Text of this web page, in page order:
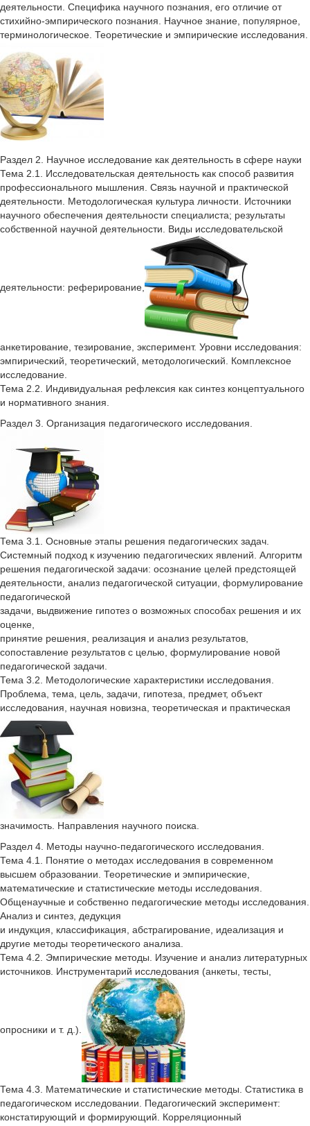
деятельности. Специфика научного познания, его отличие от
стихийно-эмпирического познания. Научное знание, популярное,
терминологическое. Теоретические и эмпирические исследования.
Раздел 2. Научное исследование как деятельность в сфере науки
Тема 2.1. Исследовательская деятельность как способ развития
профессионального мышления. Связь научной и практической
деятельности. Методологическая культура личности. Источники
научного обеспечения деятельности специалиста; результаты
собственной научной деятельности. Виды исследовательской
деятельности: реферирование,
анкетирование, тезирование, эксперимент. Уровни исследования:
эмпирический, теоретический, методологический. Комплексное
исследование.
Тема 2.2. Индивидуальная рефлексия как синтез концептуального
и нормативного знания.
Раздел 3. Организация педагогического исследования.
Тема 3.1. Основные этапы решения педагогических задач.
Системный подход к изучению педагогических явлений. Алгоритм
решения педагогической задачи: осознание целей предстоящей
деятельности, анализ педагогической ситуации, формулирование
педагогической
задачи, выдвижение гипотез о возможных способах решения и их
оценке,
принятие решения, реализация и анализ результатов,
сопоставление результатов с целью, формулирование новой
педагогической задачи.
Тема 3.2. Методологические характеристики исследования.
Проблема, тема, цель, задачи, гипотеза, предмет, объект
исследования, научная новизна, теоретическая и практическая
значимость. Направления научного поиска.
Раздел 4. Методы научно-педагогического исследования.
Тема 4.1. Понятие о методах исследования в современном
высшем образовании. Теоретические и эмпирические,
математические и статистические методы исследования.
Общенаучные и собственно педагогические методы исследования.
Анализ и синтез, дедукция
и индукция, классификация, абстрагирование, идеализация и
другие методы теоретического анализа.
Тема 4.2. Эмпирические методы. Изучение и анализ литературных
источников. Инструментарий исследования (анкеты, тесты,
опросники и т. д.).
Тема 4.3. Математические и статистические методы. Статистика в
педагогическом исследовании. Педагогический эксперимент:
констатирующий и формирующий. Корреляционный